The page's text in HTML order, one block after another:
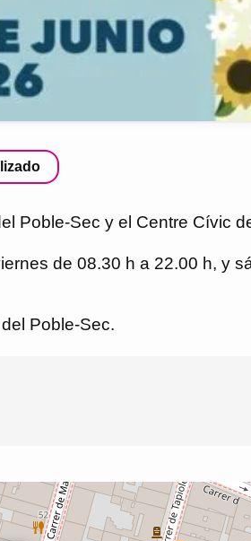
Poble-Sec y el Centre Cívic
de 08.30 h a 22.00 h, y
Poble-Sec.